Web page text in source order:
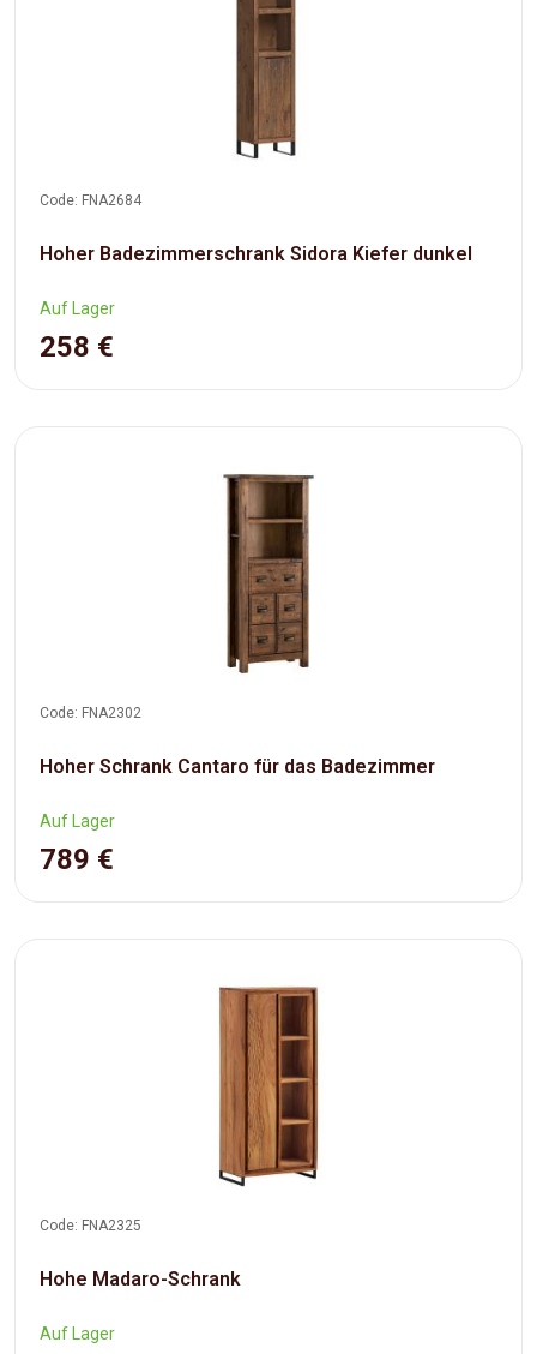
Code: FNA2684
Hoher Badezimmerschrank Sidora Kiefer dunkel
Auf Lager
258 €
Code: FNA2302
Hoher Schrank Cantaro für das Badezimmer
Auf Lager
789 €
Code: FNA2325
Hohe Madaro-Schrank
Auf Lager